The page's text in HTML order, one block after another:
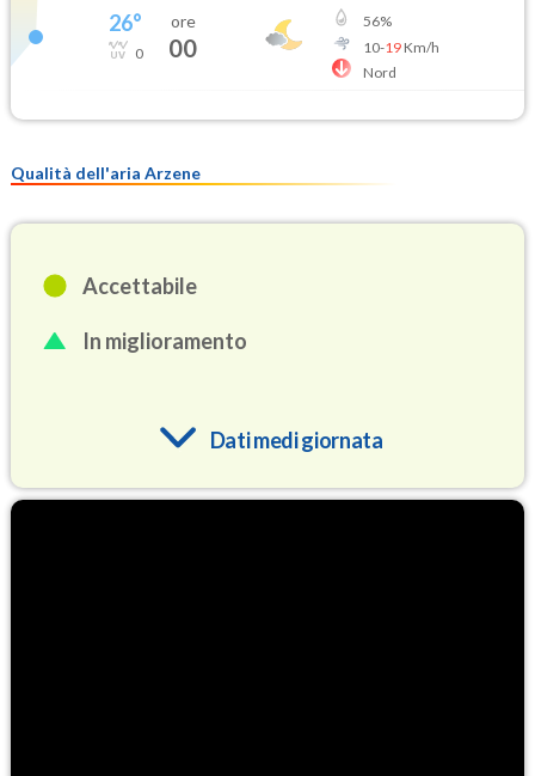
26°
0
ore
00
56%
10-19Km/h
Nord
Qualità dell'aria Arzene
Accettabile
In miglioramento
Dati medi giornata